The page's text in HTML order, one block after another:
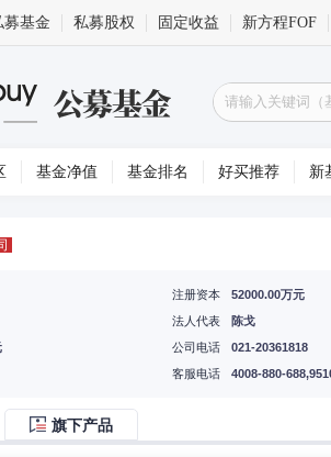
募基金 私募股权 固定收益 新方程FOF
基金净值 基金排名 好买推荐 新
注册资本
52000.00万元
法人代表
陈戈
公司电话
021-20361818
客服电话
4008-880-
旗下产品